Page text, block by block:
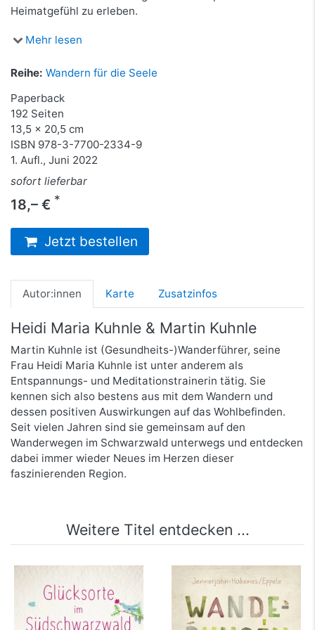
Heimatgefühl zu erleben.
Mehr lesen
Reihe: Wandern für die Seele
Paperback
192 Seiten
13,5 x 20,5 cm
ISBN 978-3-7700-2334-9
1. Aufl., Juni 2022
sofort lieferbar
18,– € *
Jetzt bestellen
Autor:innen Karte Zusatzinfos
Heidi Maria Kuhnle & Martin Kuhnle
Martin Kuhnle ist (Gesundheits-)Wanderführer, seine
Frau Heidi Maria Kuhnle ist unter anderem als
Entspannungs- und Meditationstrainerin tätig. Sie
kennen sich also bestens aus mit dem Wandern und
dessen positiven Auswirkungen auf das Wohlbefinden.
Seit vielen Jahren sind sie gemeinsam auf den
Wanderwegen im Schwarzwald unterwegs und entdecken
dabei immer wieder Neues im Herzen dieser
faszinierenden Region.
Weitere Titel entdecken ...
Glücksorte im
Südschwarzwald
Schwarzwald - Der
Norden.
Wanderungen für die
Seele